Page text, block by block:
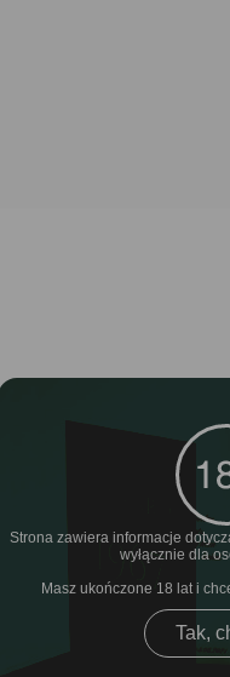
Strona zawiera informacje
wyłącznie dla
Masz ukończone 18 lat i
Tak,